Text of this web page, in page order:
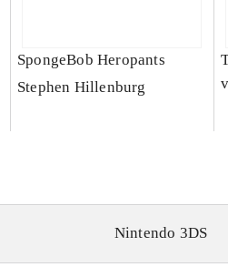
SpongeBob Heropants
Stephen Hillenburg
Nintendo 3DS